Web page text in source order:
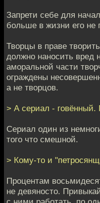
Запрети себе для
больше в жизни его не
Творцы в праве
должно наносить вред
аморальной части
ограждены
а не творцов.
> А сериал - говённый.
Сериал один из
того что смешной.
> Кому-то и
Процентам
не девяносто.